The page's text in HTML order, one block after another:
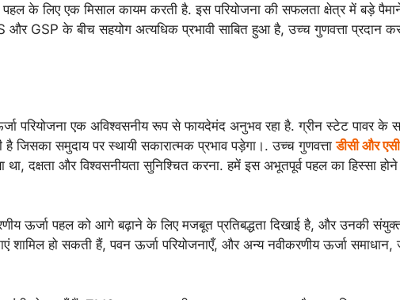
के लिए एक मिसाल कायम करती है. इस परियोजना की सफलता क्षेत्र में बड़े पैमाने
और GSP के बीच सहयोग अत्यधिक प्रभावी साबित हुआ है, उच्च गुणवत्ता प्रदान
एक अविश्वसनीय रूप से फायदेमंद अनुभव रहा है. ग्रीन स्टेट पावर के
जिसका समुदाय पर स्थायी सकारात्मक प्रभाव पड़ेगा।. उच्च गुणवत्ताडीसी और
था, दक्षता और विश्वसनीयता सुनिश्चित करना. हमें इस अभूतपूर्व पहल का हिस्सा
ऊर्जा पहल को आगे बढ़ाने के लिए मजबूत प्रतिबद्धता दिखाई है, और उनकी
हो सकती हैं, पवन ऊर्जा परियोजनाएँ, और अन्य नवीकरणीय ऊर्जा